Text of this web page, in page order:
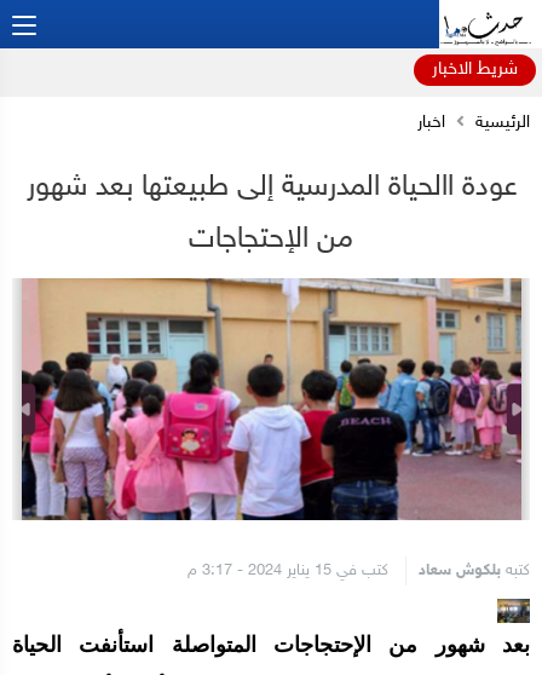
شريط الاخبار
الرئيسية اخبار
عودة االحياة المدرسية إلى طبيعتها بعد شهور
من الإحتجاجات
كتبه بلكوش سعاد كتب في 15 يناير 2024 - 3:17 م
بعد شهور من الإحتجاجات المتواصلة استأنفت الحياة